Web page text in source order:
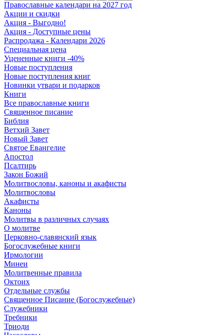
Православные календари на 2027 год
Акции и скидки
Акция - Выгодно!
Акция - Доступные цены
Распродажа - Календари 2026
Специальная цена
Уцененные книги -40%
Новые поступления
Новые поступления книг
Новинки утвари и подарков
Книги
Все православные книги
Священное писание
Библия
Ветхий Завет
Новый Завет
Святое Евангелие
Апостол
Псалтирь
Закон Божий
Молитвословы, каноны и акафисты
Молитвословы
Акафисты
Каноны
Молитвы в различных случаях
О молитве
Церковно-славянский язык
Богослужебные книги
Ирмологии
Минеи
Молитвенные правила
Октоих
Отдельные службы
Священное Писание (Богослужебные)
Служебники
Требники
Триоди